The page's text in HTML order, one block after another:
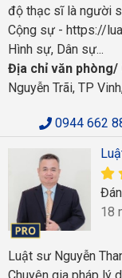
độ thạc sĩ là người
Cộng sự - https://
Hình sự, Dân sự...
Địa chỉ văn phòng/
Nguyễn Trãi, TP
0944 662
18
Luật sư Nguyễn